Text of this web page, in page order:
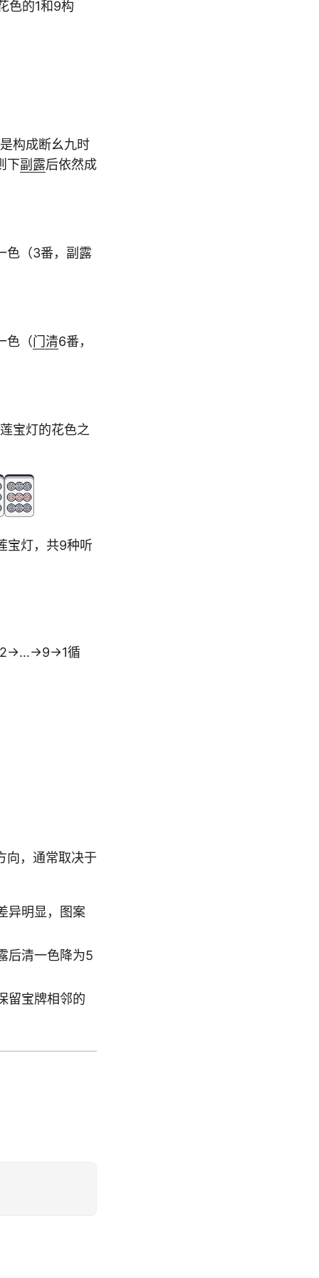
色的1和9构
构成断幺九时
下副露后依然成
色（3番，副露
色（门清6番，
宝灯的花色之
宝灯，共9种听
循
向，通常取决于
异明显，图案
后清一色降为5
留宝牌相邻的